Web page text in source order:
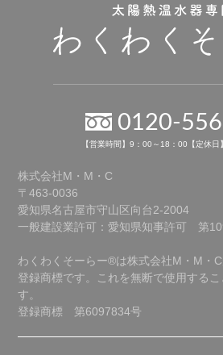
0120-
【営業時間】9：00～18：00【定休日
株式会社M・M・C
〒463-0036
愛知県名古屋市守山区向台2-2004
一般建設業許可：愛知県知事許可 第
わくわくそーらー®は株式会社M・M・
登録商標です。これを無断で使用するこ
す。
登録商標 第6097834号